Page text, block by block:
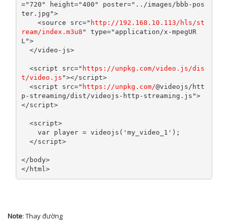
="720" height="400" poster="../images/bbb-pos
ter.jpg">
<source
src=" http://192.168.10.113/hls/st
ream/index.m3u8 " type="application/x-mpegUR
L">
</video-js>
<script src=" https://unpkg.com/video.js/dis
t/video.js "></script>
<script
src=" https://unpkg.com/@videojs/htt
p-streaming/dist/videojs-http-streaming.js">
</script>
<script>
var player = videojs ( 'my_video_1' );
</script>
</body>
</html>
Note: Thay đường